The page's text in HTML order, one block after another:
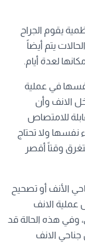
يقوم الجراح
يتم أيضاً
لعدة أيام.
في عملية
الانف وأن
للامتصاص
نفسها ولا تحتاج
وقتاً أقصر
الأنف أو تصحيح
عملية الانف
وفي هذه الحالة قد
الانف